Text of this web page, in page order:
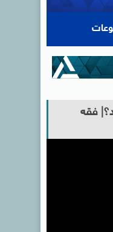
فقه